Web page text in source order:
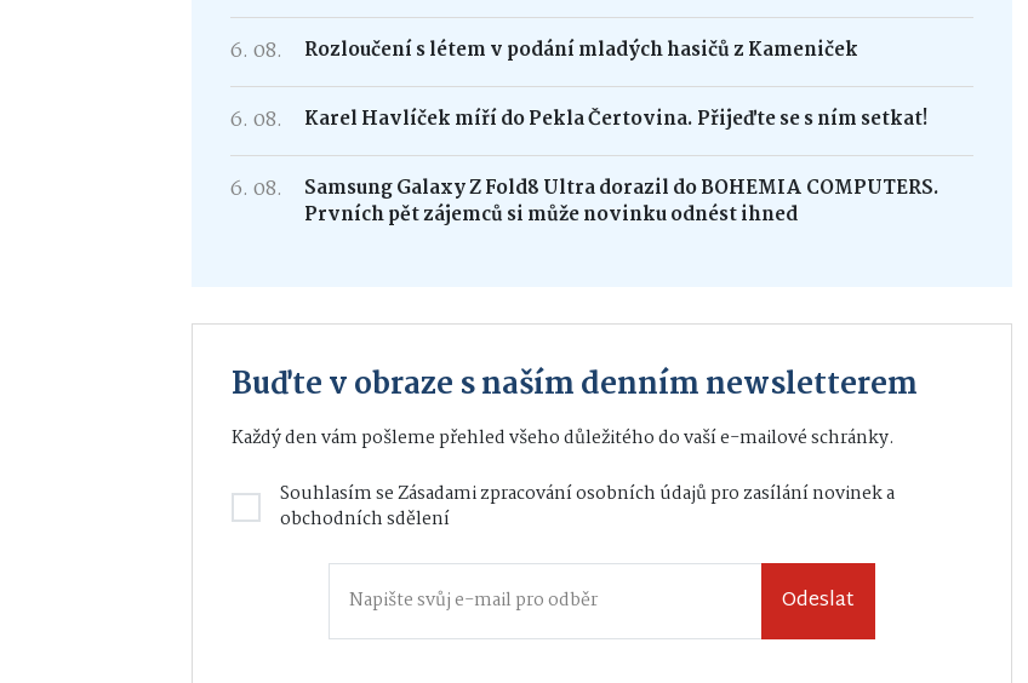
6. 08. Rozloučení s létem v podání mladých hasičů z Kameniček
6. 08. Karel Havlíček míří do Pekla Čertovina. Přijeďte se s ním setkat!
6. 08.
Samsung Galaxy Z Fold8 Ultra dorazil do BOHEMIA COMPUTERS.
Prvních pět zájemců si může novinku odnést ihned
Buďte v obraze s naším denním newsletterem
Každý den vám pošleme přehled všeho důležitého do vaší e-mailové schránky.
Souhlasím seZásadami zpracování osobních údajůpro zasílání novinek a
obchodních sdělení
Odeslat